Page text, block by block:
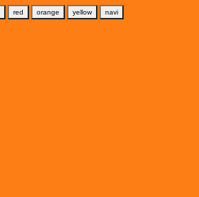
red orange yellow navi